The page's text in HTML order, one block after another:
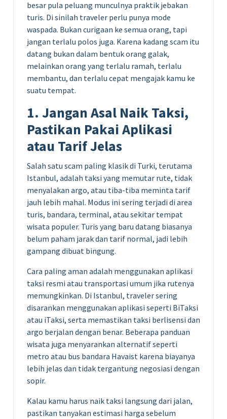
besar pula peluang munculnya praktik jebakan
turis. Di sinilah traveler perlu punya mode
waspada. Bukan curigaan ke semua orang, tapi
jangan terlalu polos juga. Karena kadang scam itu
datang bukan dalam bentuk orang galak,
melainkan orang yang terlalu ramah, terlalu
membantu, dan terlalu cepat mengajak kamu ke
suatu tempat.
1. Jangan Asal Naik Taksi,
Pastikan Pakai Aplikasi
atau Tarif Jelas
Salah satu scam paling klasik di Turki, terutama
Istanbul, adalah taksi yang memutar rute, tidak
menyalakan argo, atau tiba-tiba meminta tarif
jauh lebih mahal. Modus ini sering terjadi di area
turis, bandara, terminal, atau sekitar tempat
wisata populer. Turis yang baru datang biasanya
belum paham jarak dan tarif normal, jadi lebih
gampang dibuat bingung.
Cara paling aman adalah menggunakan aplikasi
taksi resmi atau transportasi umum jika rutenya
memungkinkan. Di Istanbul, traveler sering
disarankan menggunakan aplikasi seperti BiTaksi
atau iTaksi, serta memastikan taksi berlisensi dan
argo berjalan dengan benar. Beberapa panduan
wisata juga menyarankan alternatif seperti
metro atau bus bandara Havaist karena biayanya
lebih jelas dan tidak tergantung negosiasi dengan
sopir.
Kalau kamu harus naik taksi langsung dari jalan,
pastikan tanyakan estimasi harga sebelum